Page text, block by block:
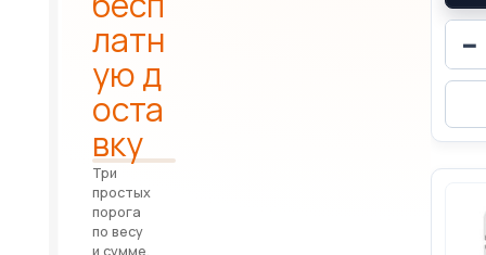
−
латн
ую д
оста
вку
Три
простых
порога
по весу
и сумме.